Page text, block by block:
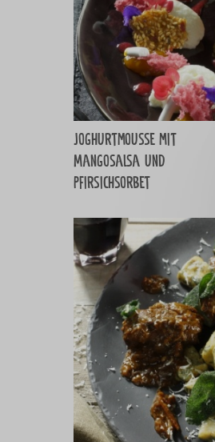
Joghurtmousse mit
Mangosalsa und
Pfirsichsorbet